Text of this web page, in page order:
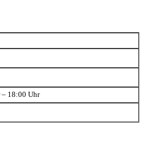
– 18:00 Uhr